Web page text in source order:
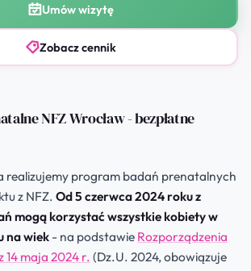
Umów wizytę
Zobacz cennik
NFZ Wrocław - bezpłatne
realizujemy program badań prenatalnych
z NFZ. Od 5 czerwca 2024 roku z
mogą korzystać wszystkie kobiety w
na wiek - na podstawie Rozporządzenia
14 maja 2024 r.(Dz.U. 2024, obowiązuje